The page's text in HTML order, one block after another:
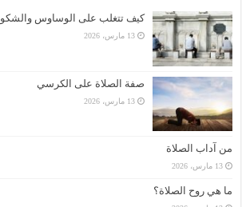
كيف تتغلب على الوساوس
13 مارس، 2026
صفة الصلاة على الكرسي
13 مارس، 2026
من آداب الصلاة
13 مارس، 2026
ما هي روح الصلاة؟